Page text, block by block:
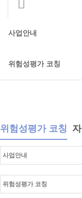
위험성평가 코칭